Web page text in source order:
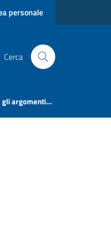
personale
Cerca
gli argomenti...